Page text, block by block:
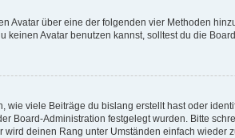
Avatar über eine der folgenden vier Methoden
Avatar benutzen kannst, solltest du die
wie viele Beiträge du bislang erstellt hast oder
Board-Administration festgelegt wurden. Bitte
deinen Rang unter Umständen einfach wieder